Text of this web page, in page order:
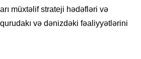
müxtəlif strateji hədəfləri və
və dənizdəki fəaliyyətlərini